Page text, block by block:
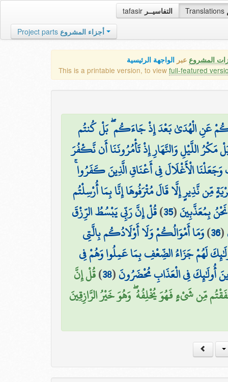
tafasir التفاسيــر Translations
Project parts أجزاء المشروع
المشروع عبر الواجهة الرئيسية
This is a printable version, to view full-featured
عَنِ الْهُدَىٰ بَعْدَ إِذْ جَاءَكُم ۖ بَلْ كُنتُم
مَكْرُ اللَّيْلِ وَالنَّهَارِ إِذْ تَأْمُرُونَنَا أَن نَّكْفُرَ
وَجَعَلْنَا الْأَغْلَالَ فِي أَعْنَاقِ الَّذِينَ كَفَرُوا
مِّن نَّذِيرٍ إِلَّا قَالَ مُتْرَفُوهَا إِنَّا بِمَا أُرْسِلْتُم
بِمُعَذَّبِينَ(
35
)قُلْ إِنَّ رَبِّي يَبْسُطُ الرِّزْقَ
(
36
)وَمَا أَمْوَالُكُمْ وَلَا أَوْلَادُكُم بِالَّتِي
لَهُمْ جَزَاءُ الضِّعْفِ بِمَا عَمِلُوا وَهُمْ فِي
أُولَٰئِكَ فِي الْعَذَابِ مُحْضَرُونَ(
38
)قُلْ إِنَّ
مِّن شَيْءٍ فَهُوَ يُخْلِفُهُ ۖ وَهُوَ خَيْرُ الرَّازِقِينَ